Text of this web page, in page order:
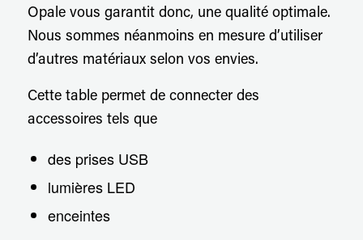
Opale vous garantit donc, une qualité optimale.
Nous sommes néanmoins en mesure d’utiliser
d’autres matériaux selon vos envies.
Cette table permet de connecter des
accessoires tels que
des prises USB
lumières LED
enceintes